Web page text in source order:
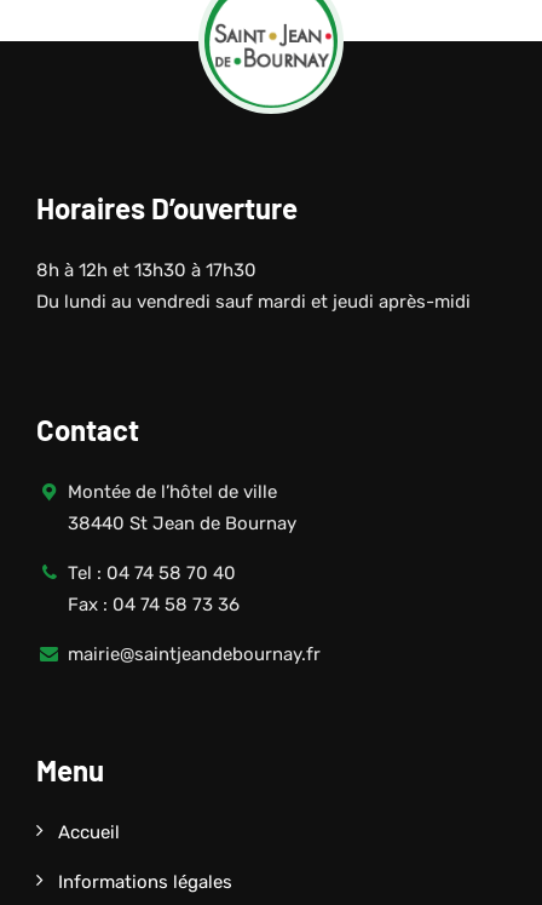
Horaires D’ouverture
8h à 12h et 13h30 à 17h30
Du lundi au vendredi sauf mardi et jeudi après-midi
Contact
Montée de l’hôtel de ville
38440 St Jean de Bournay
Tel : 04 74 58 70 40
Fax : 04 74 58 73 36
mairie@saintjeandebournay.fr
Menu
Accueil
Informations légales